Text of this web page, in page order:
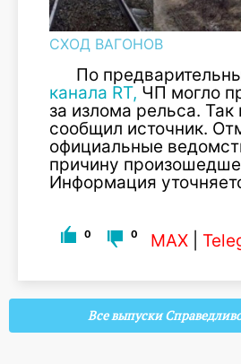
СХОД ВАГОНОВ
По
канала RT, ЧП могло
за излома рельса.
сообщил источник.
официальные
причину
Информация
0 0 MAX
Все выпуски